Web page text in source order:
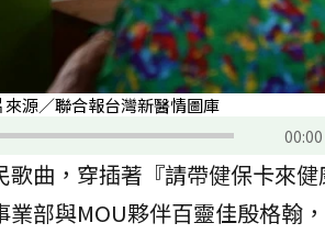
源／聯合報台灣新醫情圖庫
00:00
歌曲，穿插著『請帶健保卡來
部與MOU夥伴百靈佳殷格翰